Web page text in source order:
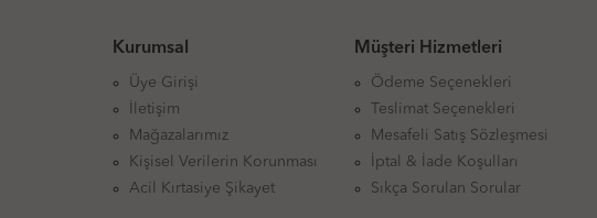
Kurumsal
Üye Girişi
İletişim
Mağazalarımız
Kişisel Verilerin Korunması
Acil Kırtasiye Şikayet
Müşteri Hizmetleri
Ödeme Seçenekleri
Teslimat Seçenekleri
Mesafeli Satış Sözleşmesi
İptal & İade Koşulları
Sıkça Sorulan Sorular